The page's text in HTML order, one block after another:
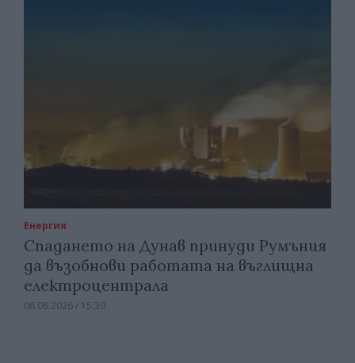
Енергия
Спадането на Дунав принуди Румъния
да възобнови работата на въглищна
електроцентрала
06.08.2026 / 15:30